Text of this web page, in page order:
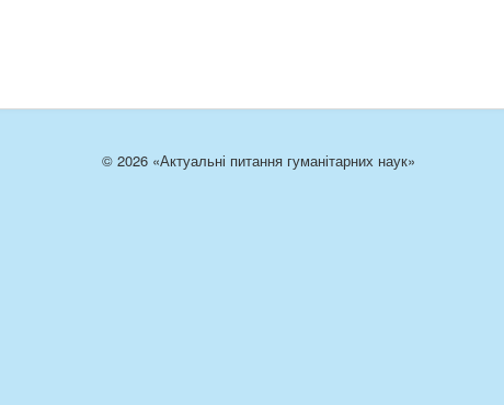
© 2026 «Актуальні питання гуманітарних наук»